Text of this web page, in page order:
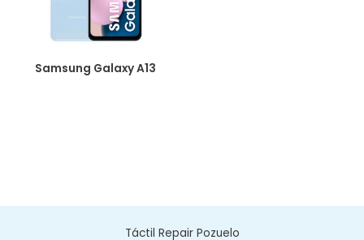
Samsung Galaxy A13
Táctil Repair Pozuelo